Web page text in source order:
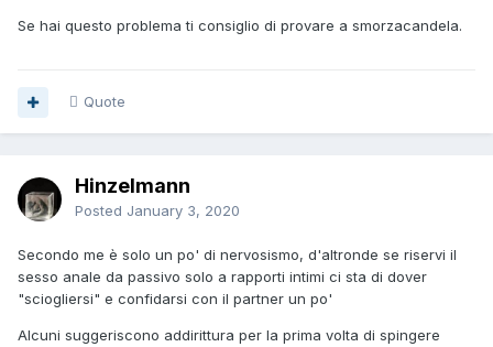
Se hai questo problema ti consiglio di provare a smorzacandela.
Quote
Hinzelmann
Posted January 3, 2020
Secondo me è solo un po' di nervosismo, d'altronde se riservi il
sesso anale da passivo solo a rapporti intimi ci sta di dover
"sciogliersi" e confidarsi con il partner un po'
Alcuni suggeriscono addirittura per la prima volta di spingere